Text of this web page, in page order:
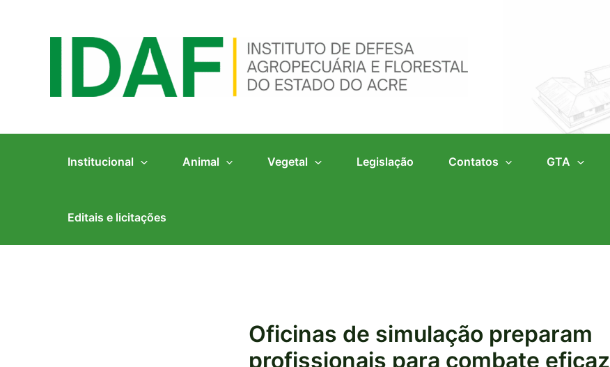
Institucional Animal Vegetal Legislação Contatos GTA
Editais e licitações
Oficinas de simulação preparam
profissionais para combate eficaz